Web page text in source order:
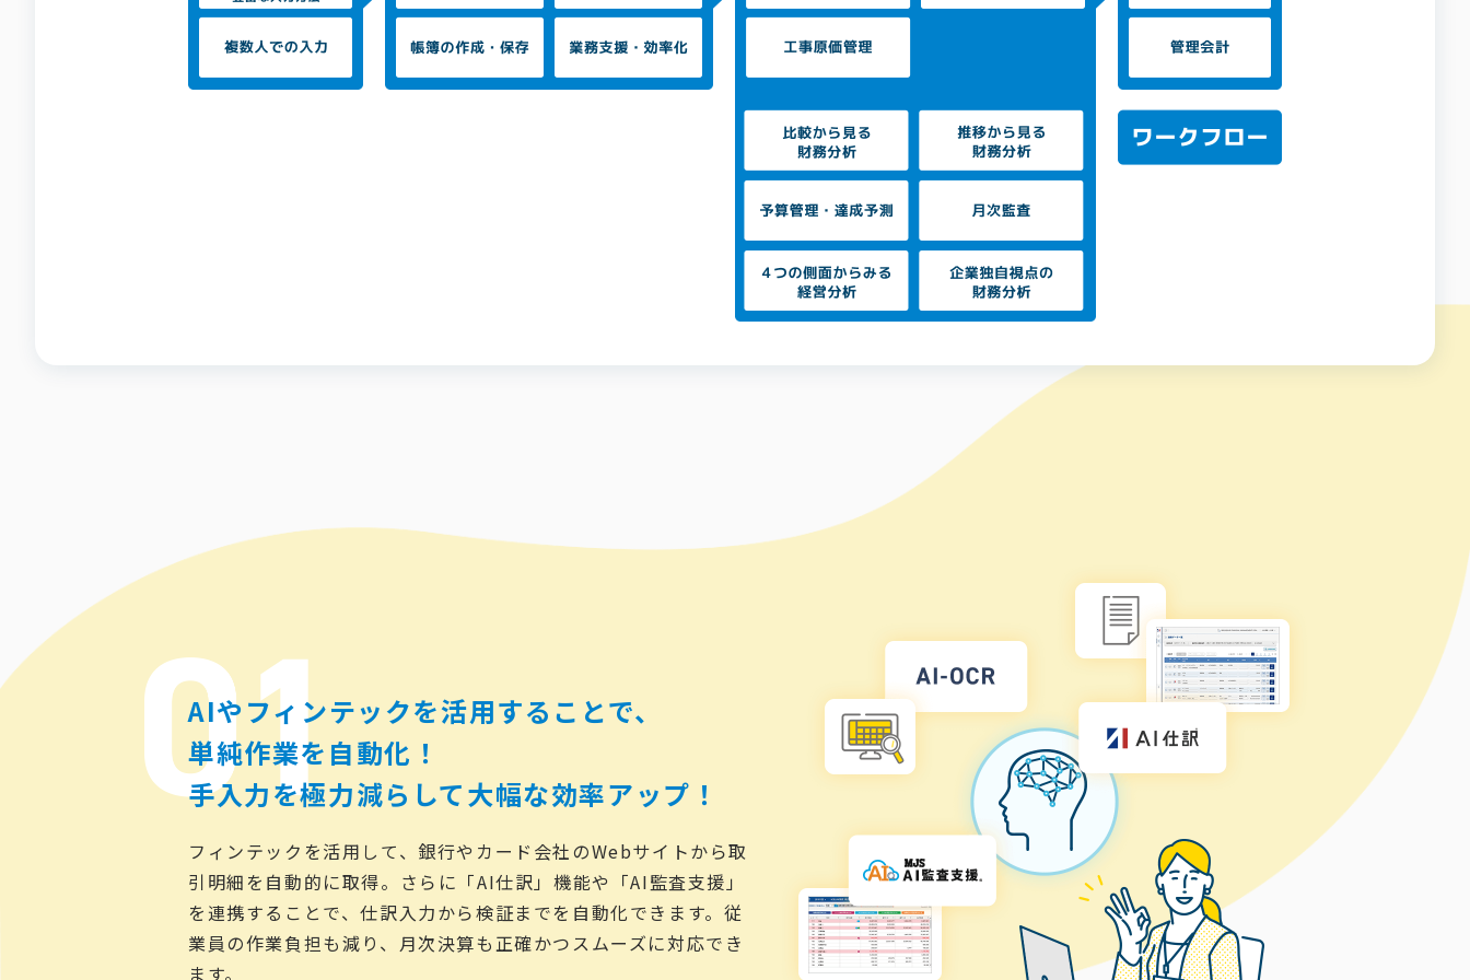
AIやフィンテックを活用することで、
単純作業を自動化！
手入力を極力減らして大幅な効率アップ！
フィンテックを活用して、銀行やカード会社のWebサイトから取
引明細を自動的に取得。さらに「AI仕訳」機能や「AI監査支援」
を連携することで、仕訳入力から検証までを自動化できます。従
業員の作業負担も減り、月次決算も正確かつスムーズに対応でき
ます。